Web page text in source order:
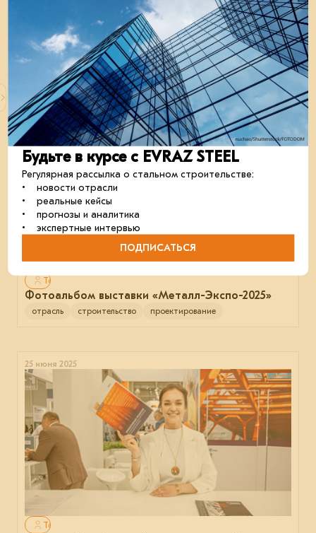
Только для авторизованных
Фотоальбом Инженерного клуба EVRAZ STEEL
отрасль строительство проектирование
17 ноября 2025
Только для авторизованных
Фотоальбом выставки «Металл-Экспо-2025»
отрасль строительство проектирование
25 июня 2025
Только для авторизованных
Будьте в курсе с EVRAZ STEEL
Регулярная рассылка о стальном строительстве:
• новости отрасли
• реальные кейсы
• прогнозы и аналитика
• экспертные интервью
ПОДПИСАТЬСЯ